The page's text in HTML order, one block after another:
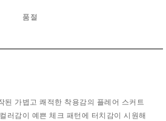
품절
된 가볍고 쾌적한 착용감의 플레어 스커트
러감이 예쁜 체크 패턴에 터치감이 시원해